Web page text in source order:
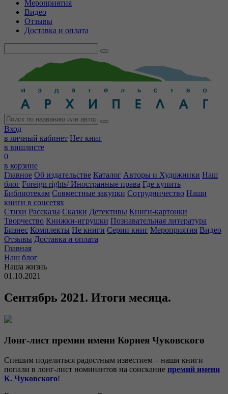
Мероприятия
Видео
Отзывы
Доставка и оплата
Вход
в личный кабинет Нет книг
в вишлисте
0
в корзине
Главное Об издательстве Каталог Авторы и Художники Наш
блог Foreign rights/ Иностранные права Где купить
Библиотекам Совместные закупки Сотрудничество Наши
книги в соцсетях
Стихи Рассказы Сказки Детективы Книги-картонки
Творчество Книжки-игрушки Познавательная литература
Бизнес Комплекты Не книги Серии книг Мероприятия Видео
Отзывы Доставка и оплата
Главная
Наш блог
Наша жизнь
01.10.2021
Сентябрь 2021. Итоги месяца.
Лонг-лист премии имени Корнея Чуковского
Спешим поделиться радостным известием – наши книги
попали в лонг-лист номинантов на соискание премий имени
К. Чуковского!